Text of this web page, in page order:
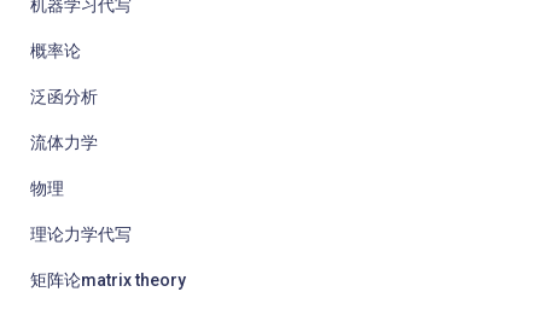
机器学习代写
概率论
泛函分析
流体力学
物理
理论力学代写
矩阵论matrix theory